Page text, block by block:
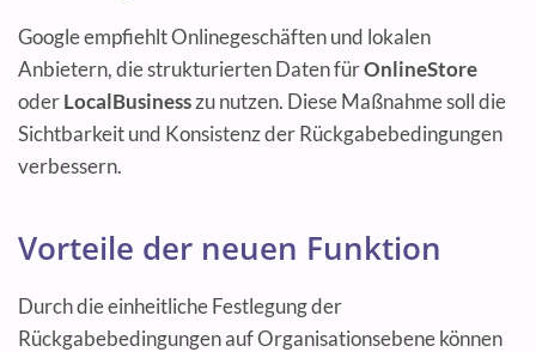
Google empfiehlt Onlinegeschäften und lokalen
Anbietern, die strukturierten Daten fürOnlineStore
oderLocalBusinesszu nutzen. Diese Maßnahme soll die
Sichtbarkeit und Konsistenz der Rückgabebedingungen
verbessern.
Vorteile der neuen Funktion
Durch die einheitliche Festlegung der
Rückgabebedingungen auf Organisationsebene können